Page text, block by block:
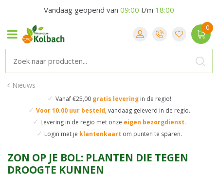
Nieuws
✓ Vanaf €25,00 gratis leveringin de regio!
✓ Voor 10.00 uur besteld, vandaag geleverd in de regio.
✓ Levering in de regio met onze eigen bezorgdienst.
✓ Login met je klantenkaart om punten te sparen.
Vandaag geopend van 09:00 t/m 18:00
ZON OP JE BOL: PLANTEN DIE TEGEN
DROOGTE KUNNEN